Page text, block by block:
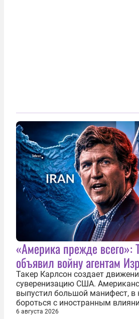
«Америка прежде всего»:
объявил войну агентам
Такер Карлсон создает
суверенизацию США.
выпустил большой манифест, в
бороться с иностранным
первую очередь имея в виду
6 августа 2026